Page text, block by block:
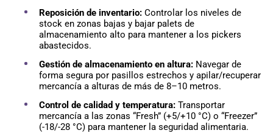
Reposición de inventario: Controlar los niveles de
stock en zonas bajas y bajar palets de
almacenamiento alto para mantener a los pickers
abastecidos.
Gestión de almacenamiento en altura: Navegar de
forma segura por pasillos estrechos y apilar/recuperar
mercancía a alturas de más de 8–10 metros.
Control de calidad y temperatura: Transportar
mercancía a las zonas “Fresh” (+5/+10 °C) o “Freezer”
(-18/-28 °C) para mantener la seguridad alimentaria.